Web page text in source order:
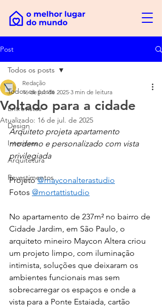
Post
Todos os posts
Entrevistas
Design
Interiores
Arquitetura
Revestimentos
Todos os posts
Voltado para a cidade
Redação
16 de jul. de 2025 3 min de leitura
Atualizado: 16 de jul. de 2025
Arquiteto projeta apartamento
moderno e personalizado com vista
privilegiada
Projeto @mayconalterastudio
Fotos @mortattistudio
No apartamento de 237m² no bairro de
Cidade Jardim, em São Paulo, o
arquiteto mineiro Maycon Altera criou
um projeto limpo, com iluminação
intimista, soluções que deixaram os
ambientes funcionais mas sem
sobrecarregar os espaços e onde a
vista para a Ponte Estaiada, cartão